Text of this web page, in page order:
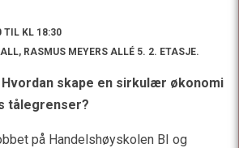
TIL KL 18:30
RASMUS MEYERS ALLÉ 5. 2. ETASJE.
Hvordan skape en sirkulær økonomi
tålegrenser?
på Handelshøyskolen BI og